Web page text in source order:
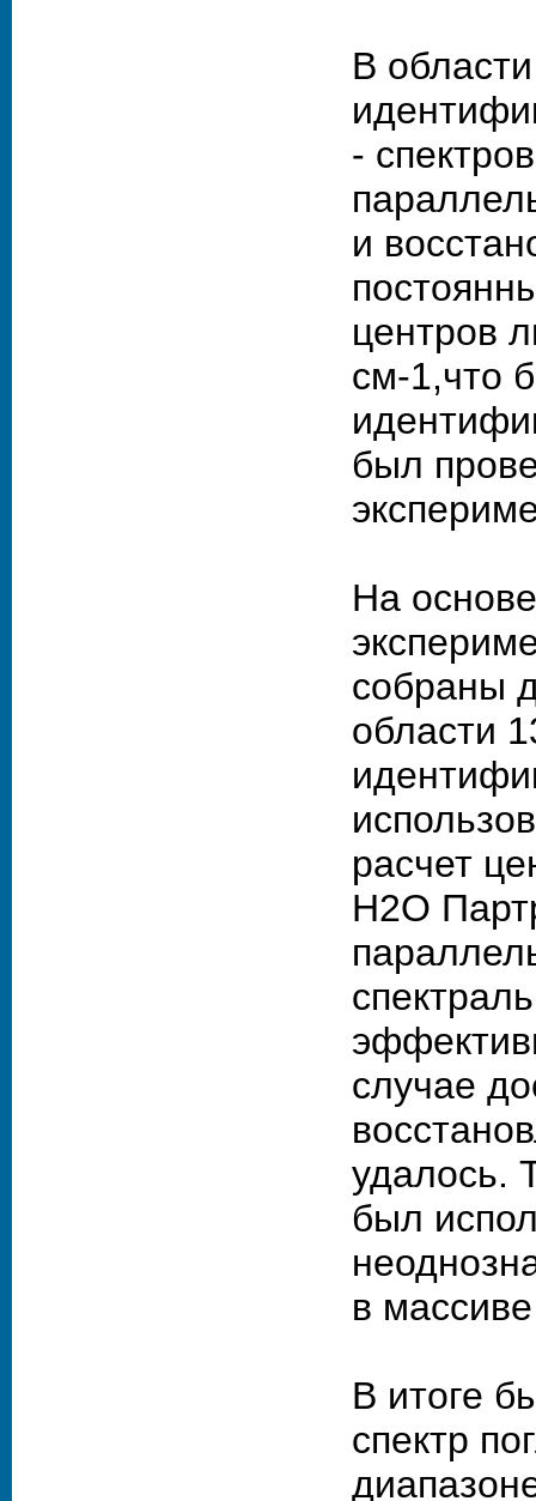
В
-
и
центров
см-1,что
был
На
собраны
области
расчет
Н2О
случае
удалось.
был
в
В итоге
спектр